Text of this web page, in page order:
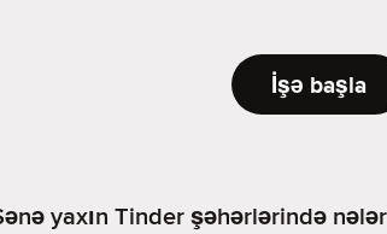
İşə başla
yaxın Tinder şəhərlərində